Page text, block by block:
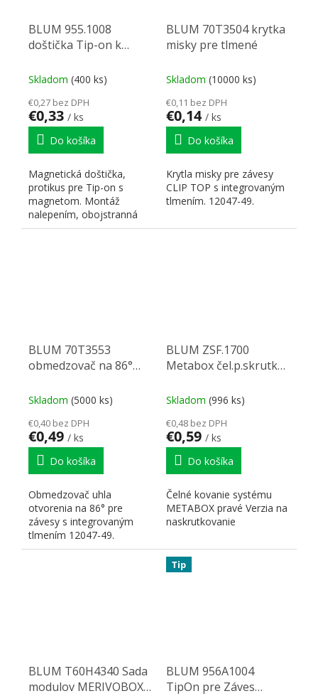
BLUM 955.1008
doštička Tip-on k
Skladom (400 ks)
€0,27 bez DPH
€0,33 / ks
Do košíka
Magnetická doštička,
protikus pre Tip-on s
magnetom. Montáž
nalepením, obojstranná
lepiaca páska na rube.
BLUM 70T3504 krytka
misky pre tlmené
Skladom (10000 ks)
€0,11 bez DPH
€0,14 / ks
Do košíka
Krytla misky pre závesy
CLIP TOP s integrovaným
tlmením. 12047-49.
BLUM 70T3553
obmedzovač na 86°
Skladom (5000 ks)
€0,40 bez DPH
€0,49 / ks
Do košíka
Obmedzovač uhla
otvorenia na 86° pre
závesy s integrovaným
tlmením 12047-49.
BLUM ZSF.1700
Metabox čel.p.skrutka
Skladom (996 ks)
€0,48 bez DPH
€0,59 / ks
Do košíka
Čelné kovanie systému
METABOX pravé Verzia na
naskrutkovanie
BLUM T60H4340 Sada
modulov MERIVOBOX
Tip
BLUM 956A1004
TipOn pre Záves